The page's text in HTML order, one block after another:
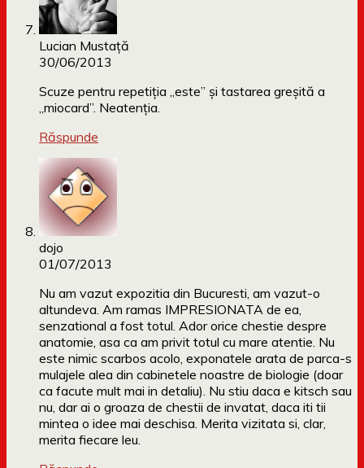
Lucian Mustaţă
30/06/2013
Scuze pentru repetiţia „este” şi tastarea greşită a
„miocard”. Neatenţia.
Răspunde
dojo
01/07/2013
Nu am vazut expozitia din Bucuresti, am vazut-o
altundeva. Am ramas IMPRESIONATA de ea,
senzational a fost totul. Ador orice chestie despre
anatomie, asa ca am privit totul cu mare atentie. Nu
este nimic scarbos acolo, exponatele arata de parca-s
mulajele alea din cabinetele noastre de biologie (doar
ca facute mult mai in detaliu). Nu stiu daca e kitsch sau
nu, dar ai o groaza de chestii de invatat, daca iti tii
mintea o idee mai deschisa. Merita vizitata si, clar,
merita fiecare leu.